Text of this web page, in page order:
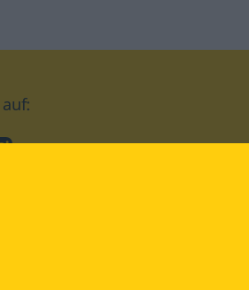
Instagram